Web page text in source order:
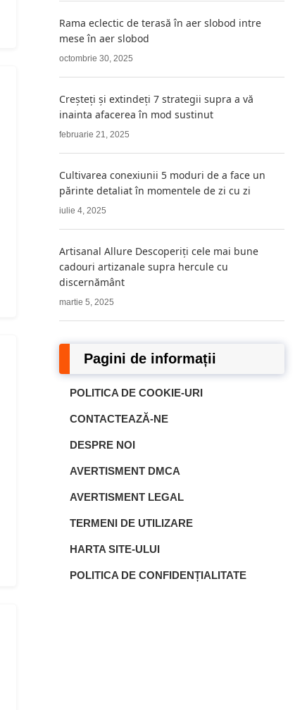
Rama eclectic de terasă în aer slobod intre
mese în aer slobod
octombrie 30, 2025
Creșteți și extindeți 7 strategii supra a vă
inainta afacerea în mod sustinut
februarie 21, 2025
Cultivarea conexiunii 5 moduri de a face un
părinte detaliat în momentele de zi cu zi
iulie 4, 2025
Artisanal Allure Descoperiți cele mai bune
cadouri artizanale supra hercule cu
discernământ
martie 5, 2025
Pagini de informații
POLITICA DE COOKIE-URI
CONTACTEAZĂ-NE
DESPRE NOI
AVERTISMENT DMCA
AVERTISMENT LEGAL
TERMENI DE UTILIZARE
HARTA SITE-ULUI
POLITICA DE CONFIDENȚIALITATE